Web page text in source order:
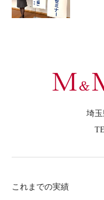
埼
これまでの実績